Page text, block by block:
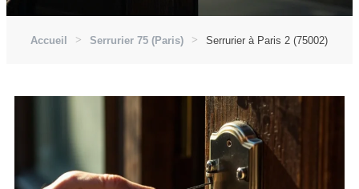
Accueil Serrurier 75 (Paris) Serrurier à Paris 2 (75002)